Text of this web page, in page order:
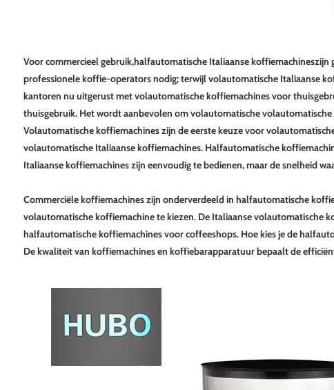
Voor commercieel gebruik,halfautomatische Italiaanse koffiemachineszijn
professionele koffie-operators nodig; terwijl volautomatische Italiaanse
kantoren nu uitgerust met volautomatische koffiemachines voor
thuisgebruik. Het wordt aanbevolen om volautomatische
Volautomatische koffiemachines zijn de eerste keuze voor
volautomatische Italiaanse koffiemachines. Halfautomatische
Italiaanse koffiemachines zijn eenvoudig te bedienen, maar de snelheid
Commerciële koffiemachines zijn onderverdeeld in halfautomatische
volautomatische koffiemachine te kiezen. De Italiaanse volautomatische
halfautomatische koffiemachines voor coffeeshops. Hoe kies je de
De kwaliteit van koffiemachines en koffiebarapparatuur bepaalt de